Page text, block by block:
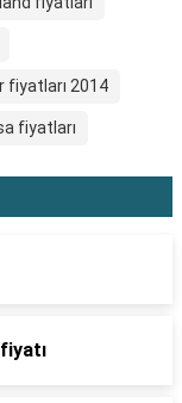
fiyatları 2014
fiyatları